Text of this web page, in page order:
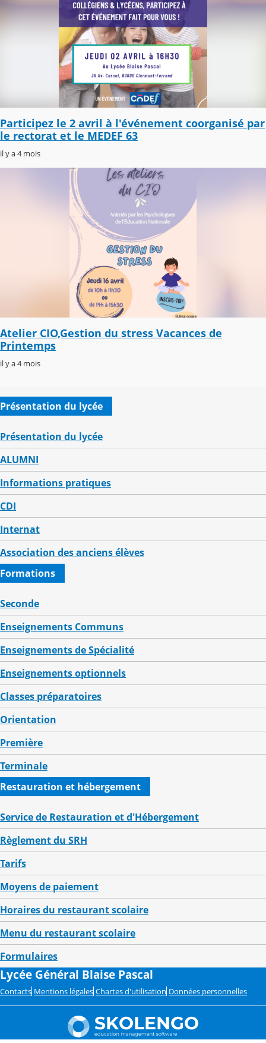
Participez le 2 avril à l'événement coorganisé par
le rectorat et le MEDEF 63
il y a 4 mois
Atelier CIO,Gestion du stress Vacances de
Printemps
il y a 4 mois
Présentation du lycée
Présentation du lycée
ALUMNI
Informations pratiques
CDI
Internat
Association des anciens élèves
Formations
Seconde
Enseignements Communs
Enseignements de Spécialité
Enseignements optionnels
Classes préparatoires
Orientation
Première
Terminale
Restauration et hébergement
Service de Restauration et d'Hébergement
Règlement du SRH
Tarifs
Moyens de paiement
Horaires du restaurant scolaire
Menu du restaurant scolaire
Formulaires
Lycée Général Blaise Pascal
Contacts Mentions légales Chartes d'utilisation Données personnelles